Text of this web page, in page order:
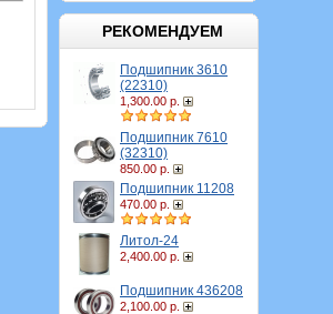
РЕКОМЕНДУЕМ
Подшипник 3610
(22310)
1,300.00 р.
Подшипник 7610
(32310)
850.00 р.
Подшипник 11208
470.00 р.
Литол-24
2,400.00 р.
Подшипник 436208
2,100.00 р.